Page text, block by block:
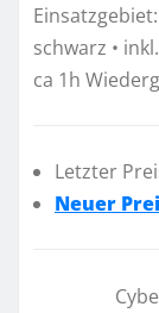
schwarz •
ca 1h
Letzter
Neuer